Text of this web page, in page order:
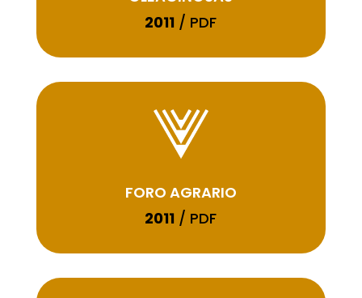
2011 / PDF
FORO AGRARIO
2011 / PDF